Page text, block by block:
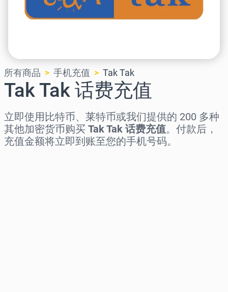
所有商品 手机充值 Tak Tak
Tak Tak 话费充值
立即使用比特币、莱特币或我们提供的 200 多种
其他加密货币购买 Tak Tak 话费充值。付款后，
充值金额将立即到账至您的手机号码。